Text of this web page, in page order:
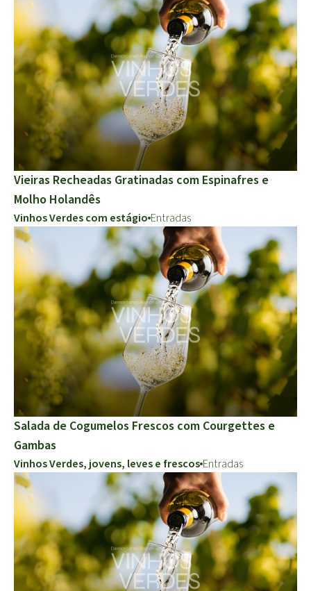
Vieiras Recheadas Gratinadas com Espinafres e
Molho Holandês
Vinhos Verdes com estágio Entradas
Salada de Cogumelos Frescos com Courgettes e
Gambas
Vinhos Verdes, jovens, leves e frescos Entradas